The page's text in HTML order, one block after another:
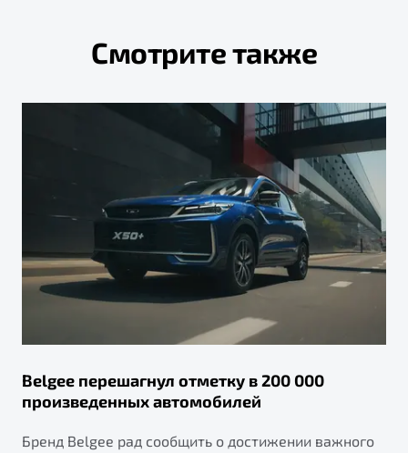
Смотрите также
Belgee перешагнул отметку в 200 000
произведенных автомобилей
Бренд Belgee рад сообщить о достижении важного